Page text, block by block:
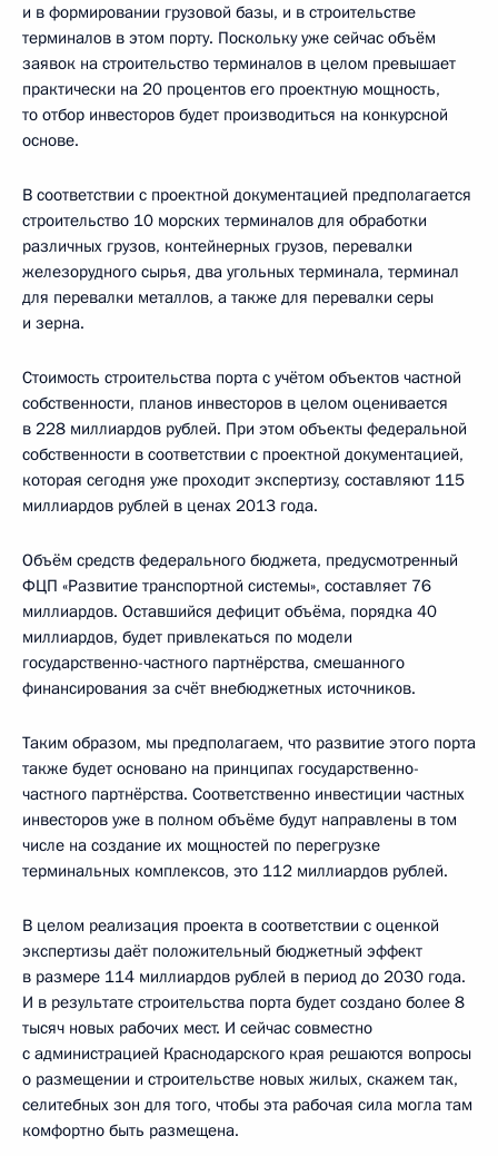
и в формировании грузовой базы, и в строительстве
терминалов в этом порту. Поскольку уже сейчас объём
заявок на строительство терминалов в целом превышает
практически на 20 процентов его проектную мощность,
то отбор инвесторов будет производиться на конкурсной
основе.
В соответствии с проектной документацией предполагается
строительство 10 морских терминалов для обработки
различных грузов, контейнерных грузов, перевалки
железорудного сырья, два угольных терминала, терминал
для перевалки металлов, а также для перевалки серы
и зерна.
Стоимость строительства порта с учётом объектов частной
собственности, планов инвесторов в целом оценивается
в 228 миллиардов рублей. При этом объекты федеральной
собственности в соответствии с проектной документацией,
которая сегодня уже проходит экспертизу, составляют 115
миллиардов рублей в ценах 2013 года.
Объём средств федерального бюджета, предусмотренный
ФЦП «Развитие транспортной системы», составляет 76
миллиардов. Оставшийся дефицит объёма, порядка 40
миллиардов, будет привлекаться по модели
государственно-частного партнёрства, смешанного
финансирования за счёт внебюджетных источников.
Таким образом, мы предполагаем, что развитие этого порта
также будет основано на принципах государственно-
частного партнёрства. Соответственно инвестиции частных
инвесторов уже в полном объёме будут направлены в том
числе на создание их мощностей по перегрузке
терминальных комплексов, это 112 миллиардов рублей.
В целом реализация проекта в соответствии с оценкой
экспертизы даёт положительный бюджетный эффект
в размере 114 миллиардов рублей в период до 2030 года.
И в результате строительства порта будет создано более 8
тысяч новых рабочих мест. И сейчас совместно
с администрацией Краснодарского края решаются вопросы
о размещении и строительстве новых жилых, скажем так,
селитебных зон для того, чтобы эта рабочая сила могла там
комфортно быть размещена.